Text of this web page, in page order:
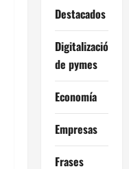
Destacados
Digitalización
de pymes
Economía
Empresas
Frases